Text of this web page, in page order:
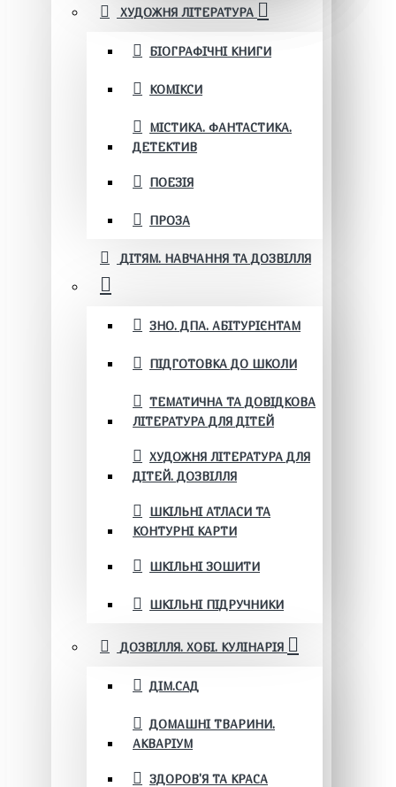
ХУДОЖНЯ ЛІТЕРАТУРА
БІОГРАФІЧНІ КНИГИ
КОМІКСИ
МІСТИКА. ФАНТАСТИКА.
ДЕТЕКТИВ
ПОЕЗІЯ
ПРОЗА
ДІТЯМ. НАВЧАННЯ ТА ДОЗВІЛЛЯ
ЗНО. ДПА. АБІТУРІЄНТАМ
ПІДГОТОВКА ДО ШКОЛИ
ТЕМАТИЧНА ТА ДОВІДКОВА
ЛІТЕРАТУРА ДЛЯ ДІТЕЙ
ХУДОЖНЯ ЛІТЕРАТУРА ДЛЯ
ДІТЕЙ. ДОЗВІЛЛЯ
ШКІЛЬНІ АТЛАСИ ТА
КОНТУРНІ КАРТИ
ШКІЛЬНІ ЗОШИТИ
ШКІЛЬНІ ПІДРУЧНИКИ
ДОЗВІЛЛЯ. ХОБІ. КУЛІНАРІЯ
ДІМ.САД
ДОМАШНІ ТВАРИНИ.
АКВАРІУМ
ЗДОРОВ'Я ТА КРАСА